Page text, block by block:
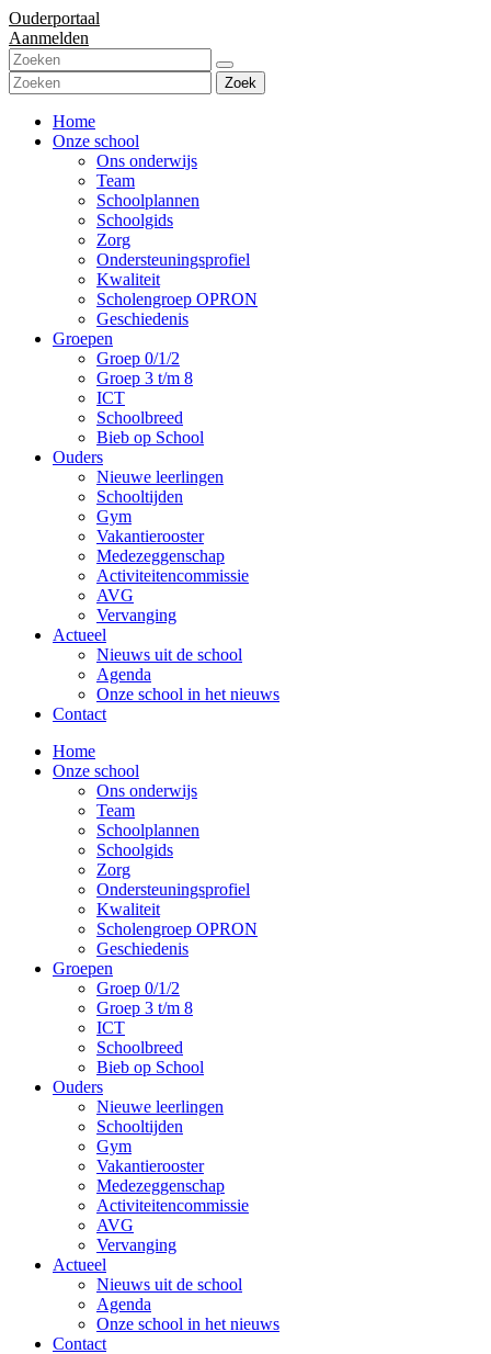
Ouderportaal
Aanmelden
Zoek
Home
Onze school
Ons onderwijs
Team
Schoolplannen
Schoolgids
Zorg
Ondersteuningsprofiel
Kwaliteit
Scholengroep OPRON
Geschiedenis
Groepen
Groep 0/1/2
Groep 3 t/m 8
ICT
Schoolbreed
Bieb op School
Ouders
Nieuwe leerlingen
Schooltijden
Gym
Vakantierooster
Medezeggenschap
Activiteitencommissie
AVG
Vervanging
Actueel
Nieuws uit de school
Agenda
Onze school in het nieuws
Contact
Home
Onze school
Ons onderwijs
Team
Schoolplannen
Schoolgids
Zorg
Ondersteuningsprofiel
Kwaliteit
Scholengroep OPRON
Geschiedenis
Groepen
Groep 0/1/2
Groep 3 t/m 8
ICT
Schoolbreed
Bieb op School
Ouders
Nieuwe leerlingen
Schooltijden
Gym
Vakantierooster
Medezeggenschap
Activiteitencommissie
AVG
Vervanging
Actueel
Nieuws uit de school
Agenda
Onze school in het nieuws
Contact